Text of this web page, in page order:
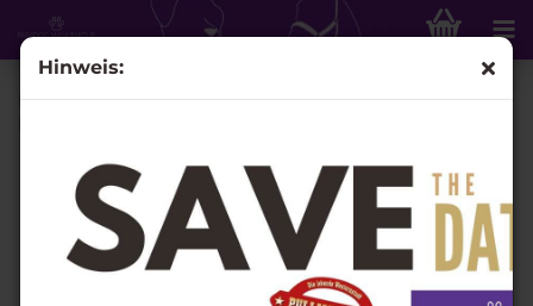
Hinweis:
Retrieverleine Otto - mit Stegring & verstellbarer